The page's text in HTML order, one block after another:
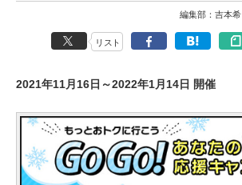
編集部：吉本希
リスト
2021年11月16日～2022年1月14日 開催